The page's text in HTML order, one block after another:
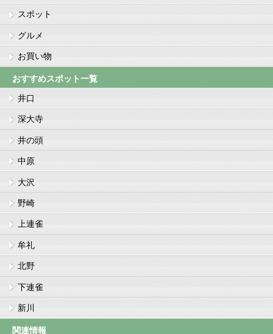
スポット
グルメ
お買い物
おすすめスポット一覧
井口
深大寺
井の頭
中原
大沢
野崎
上連雀
牟礼
北野
下連雀
新川
関連情報